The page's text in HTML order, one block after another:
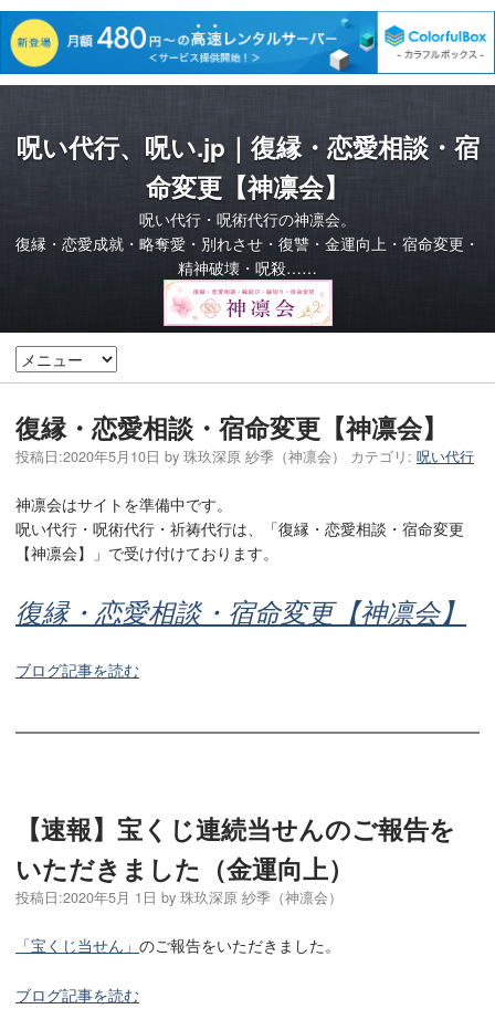
呪い代行、呪い.jp｜復縁・恋愛相談・宿
命変更【神凛会】
呪い代行・呪術代行の神凛会。
復縁・恋愛成就・略奪愛・別れさせ・復讐・金運向上・宿命変更・
精神破壊・呪殺……
復縁・恋愛相談・宿命変更【神凛会】
投稿日:2020年5月10日 by 珠玖深原 紗季（神凛会） カテゴリ: 呪い代行
神凛会はサイトを準備中です。
呪い代行・呪術代行・祈祷代行は、「復縁・恋愛相談・宿命変更
【神凛会】」で受け付けております。
復縁・恋愛相談・宿命変更【神凛会】
ブログ記事を読む
【速報】宝くじ連続当せんのご報告を
いただきました（金運向上）
投稿日:2020年5月 1日 by 珠玖深原 紗季（神凛会）
「宝くじ当せん」 のご報告をいただきました。
ブログ記事を読む